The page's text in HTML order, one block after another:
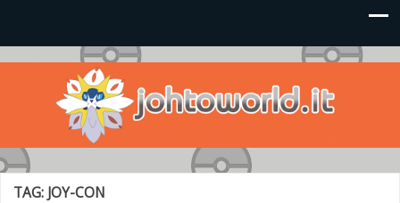
Johto World
Le novità più frizzanti dall'universo Pokémon e Nintendo
TAG: JOY-CON